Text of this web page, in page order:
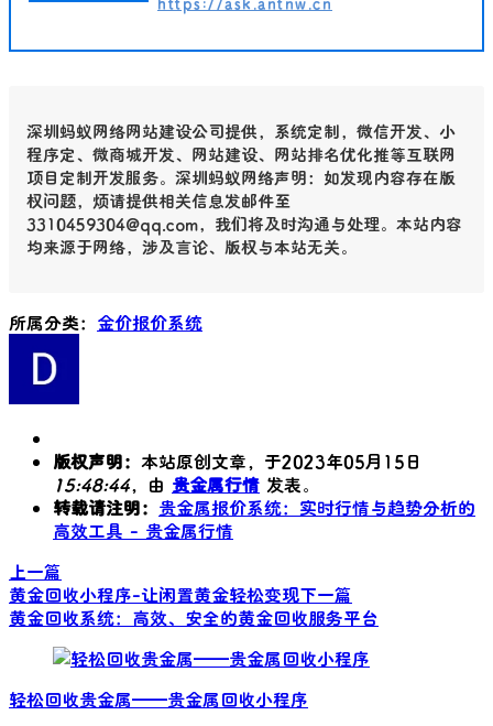
深圳蚂蚁网络网站建设公司提供，系统定制，微信开发、小
程序定、微商城开发、网站建设、网站排名优化推等互联网
项目定制开发服务。深圳蚂蚁网络声明：如发现内容存在版
权问题，烦请提供相关信息发邮件至
3310459304@qq.com，我们将及时沟通与处理。本站内容
均来源于网络，涉及言论、版权与本站无关。
所属分类： 金价报价系统
版权声明： 本站原创文章，于2023年05月15日
15:48:44，由 贵金属行情 发表。
转载请注明： 贵金属报价系统：实时行情与趋势分析的
高效工具 - 贵金属行情
上一篇
黄金回收小程序-让闲置黄金轻松变现下一篇
黄金回收系统：高效、安全的黄金回收服务平台
轻松回收贵金属——贵金属回收小程序